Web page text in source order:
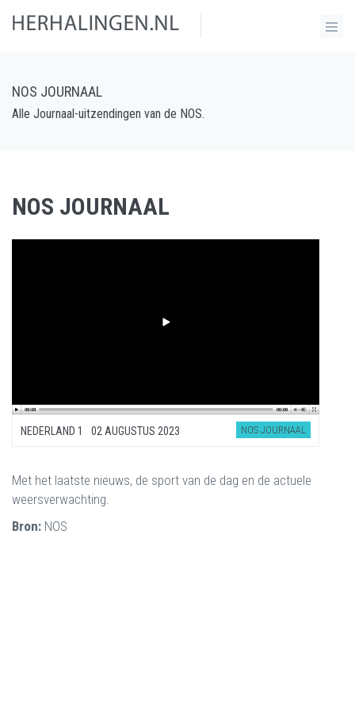
NOS JOURNAAL
Alle Journaal-uitzendingen van de NOS.
NOS JOURNAAL
NEDERLAND 1 02 AUGUSTUS 2023 NOS JOURNAAL
Met het laatste nieuws, de sport van de dag en de actuele
weersverwachting.
Bron: NOS